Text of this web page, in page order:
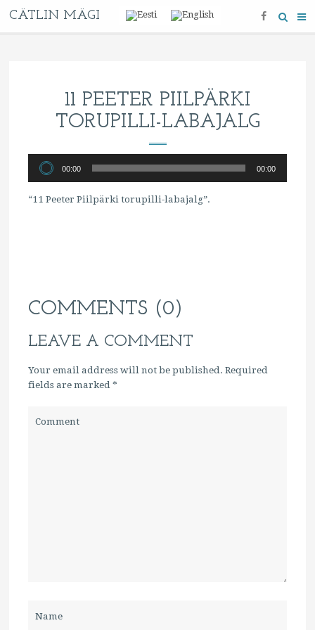
CÄTLIN MÄGI
11 PEETER PIILPÄRKI
TORUPILLI-LABAJALG
Audioesitaja
00:00 00:00
“11 Peeter Piilpärki torupilli-labajalg”.
COMMENTS (0)
LEAVE A COMMENT
Your email address will not be published. Required
fields are marked*